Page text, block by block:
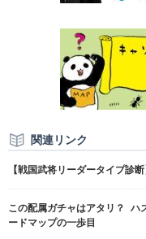
関連リンク
【戦国武将リーダータイプ診
この配属ガチャはアタリ？
ードマップの一歩目